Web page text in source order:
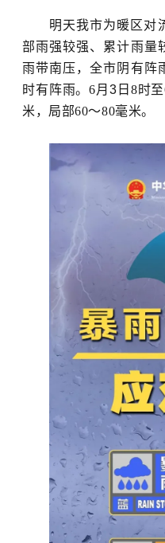
明天我市为暖区对
部雨强较强、累计雨量
雨带南压，全市阴有阵
时有阵雨。6月 3 日 8时
米，局部60～80毫米。